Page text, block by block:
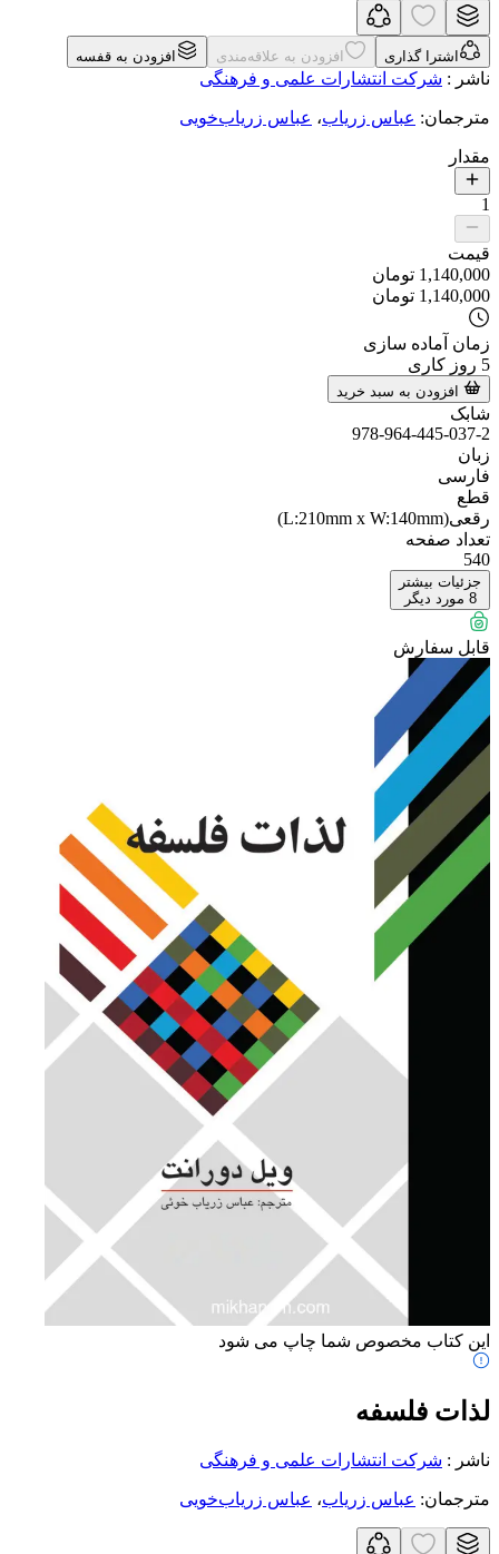
اشترا گذاری افزودن به علاقه‌مندی افزودن به قفسه
ناشر : شرکت انتشارات علمی و فرهنگی
مترجمان: عباس زریاب، عباس زریاب‌خویی
مقدار
1
قیمت
1,140,000 تومان
1,140,000 تومان
زمان آماده سازی
5 روز کاری
افزودن به سبد خرید
شابک
978-964-445-037-2
زبان
فارسی
قطع
رقعی(L:210mm x W:140mm)
تعداد صفحه
540
جزئیات بیشتر
8 مورد دیگر
قابل سفارش
این کتاب مخصوص شما چاپ می شود
لذات فلسفه
ناشر : شرکت انتشارات علمی و فرهنگی
مترجمان: عباس زریاب، عباس زریاب‌خویی